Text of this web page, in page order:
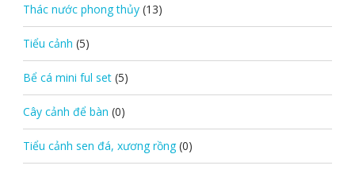
Thác nước phong thủy (13)
Tiểu cảnh (5)
Bể cá mini ful set (5)
Cây cảnh để bàn (0)
Tiểu cảnh sen đá, xương rồng (0)